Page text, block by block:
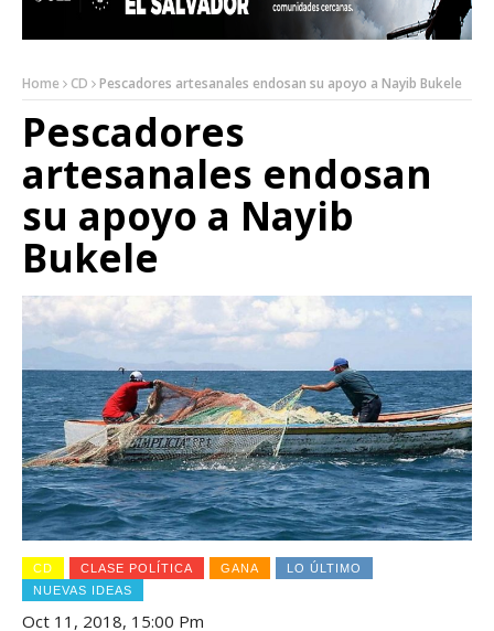
Home CD Pescadores artesanales endosan su apoyo a Nayib Bukele
Pescadores
artesanales endosan
su apoyo a Nayib
Bukele
CD CLASE POLÍTICA GANA
LO ÚLTIMO
NUEVAS IDEAS
Oct 11, 2018, 15:00 Pm